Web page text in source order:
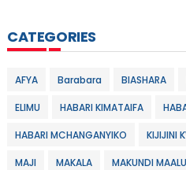
CATEGORIES
AFYA Barabara BIASHARA
ELIMU HABARI KIMATAIFA
HABARI MCHANGANYIKO KIJIJINI
MAJI MAKALA MAKUNDI